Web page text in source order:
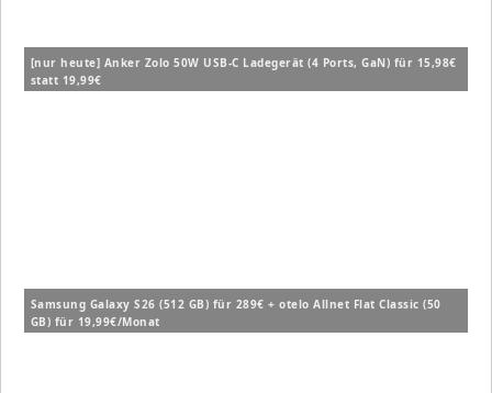
[nur heute] Anker Zolo 50W USB-C Ladegerät (4 Ports, GaN) für 15,98€
statt 19,99€
Samsung Galaxy S26 (512 GB) für 289€ + otelo Allnet Flat Classic (50
GB) für 19,99€/Monat